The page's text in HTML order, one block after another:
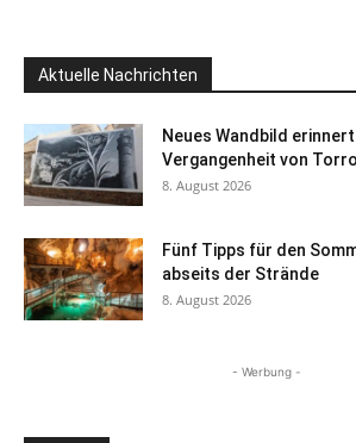
Aktuelle Nachrichten
Neues Wandbild
Vergangenheit von
8. August 2026
Fünf Tipps für den
abseits der Strände
8. August 2026
- Werbung -